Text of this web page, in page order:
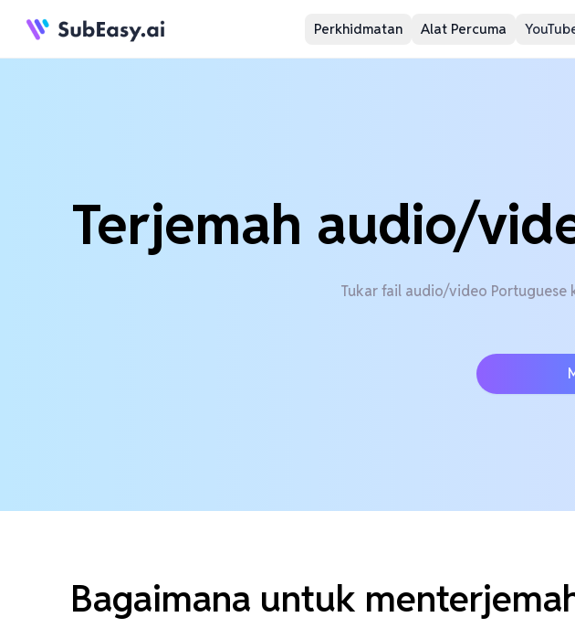
Perkhidmatan Alat Percuma
Terjemah audio/
Tukar fail audio/video Portuguese
Bagaimana untuk